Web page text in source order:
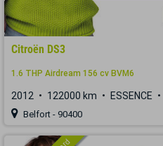
Citroën DS3
1.6 THP Airdream 156 cv BVM6
2012 122000 km ESSENCE
Belfort - 90400